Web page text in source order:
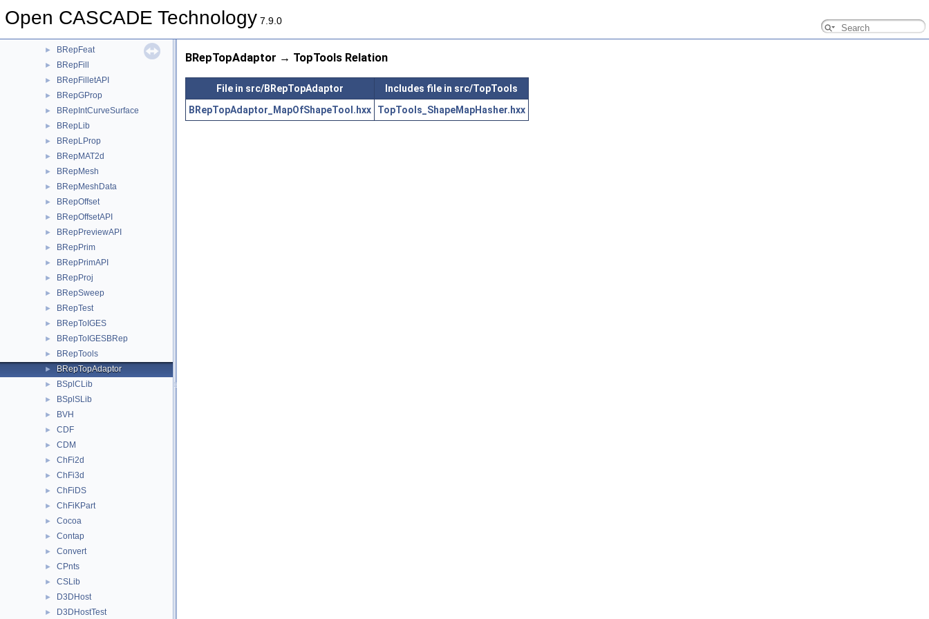
Open CASCADE Technology 7.9.0
► BRepClass3d
► BRepFeat
► BRepFill
► BRepFilletAPI
► BRepGProp
► BRepIntCurveSurface
► BRepLib
► BRepLProp
► BRepMAT2d
► BRepMesh
► BRepMeshData
► BRepOffset
► BRepOffsetAPI
► BRepPreviewAPI
► BRepPrim
► BRepPrimAPI
► BRepProj
► BRepSweep
► BRepTest
► BRepToIGES
► BRepToIGESBRep
► BRepTools
► BRepTopAdaptor
► BSplCLib
► BSplSLib
► BVH
► CDF
► CDM
► ChFi2d
► ChFi3d
► ChFiDS
► ChFiKPart
► Cocoa
► Contap
► Convert
► CPnts
► CSLib
► D3DHost
► D3DHostTest
BRepTopAdaptor → TopTools Relation
File in src/BRepTopAdaptor
Includes file in src/TopTools
BRepTopAdaptor_MapOfShapeTool.hxx
TopTools_ShapeMapHasher.hxx